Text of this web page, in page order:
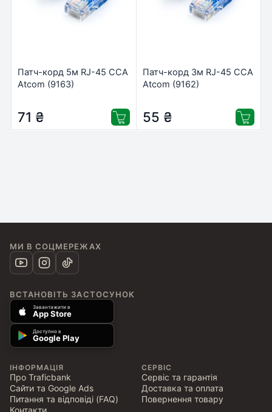
Патч-корд 5м RJ-45 CCA
Atcom (9163)
71 ₴
Патч-корд 3м RJ-45 CCA
Atcom (9162)
55 ₴
МИ В СОЦМЕРЕЖАХ
ВСТАНОВІТЬ ЗАСТОСУНОК
Завантажити в
App Store
Доступно в
Google Play
ІНФОРМАЦІЯ
Про Traficbank
Сайти та Google Ads
Питання та відповіді (FAQ)
Контакти
СЕРВІС
Сервіс та гарантія
Доставка та оплата
Повернення товару